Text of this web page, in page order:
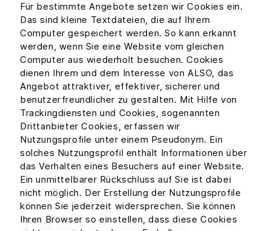
Für bestimmte Angebote setzen wir Cookies ein.
Das sind kleine Textdateien, die auf Ihrem
Computer gespeichert werden. So kann erkannt
werden, wenn Sie eine Website vom gleichen
Computer aus wiederholt besuchen. Cookies
dienen Ihrem und dem Interesse von ALSO, das
Angebot attraktiver, effektiver, sicherer und
benutzerfreundlicher zu gestalten. Mit Hilfe von
Trackingdiensten und Cookies, sogenannten
Drittanbieter Cookies, erfassen wir
Nutzungsprofile unter einem Pseudonym. Ein
solches Nutzungsprofil enthält Informationen über
das Verhalten eines Besuchers auf einer Website.
Ein unmittelbarer Rückschluss auf Sie ist dabei
nicht möglich. Der Erstellung der Nutzungsprofile
können Sie jederzeit widersprechen. Sie können
Ihren Browser so einstellen, dass diese Cookies